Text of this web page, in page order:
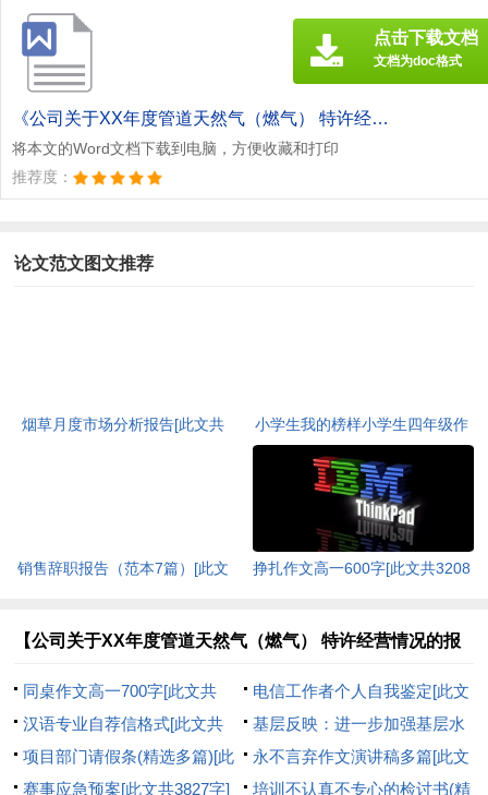
《公司关于XX年度管道天然气（燃气） 特许经营情况的报告[此文共1277字].doc》
将本文的Word文档下载到电脑，方便收藏和打印
推荐度：
点击下载文档
文档为doc格式
论文范文图文推荐
烟草月度市场分析报告[此文共
小学生我的榜样小学生四年级作
文[此文共3623字]
销售辞职报告（范本7篇）[此文
挣扎作文高一600字[此文共3208
【公司关于XX年度管道天然气（燃气） 特许经营情况的报
告】相关文章：
同桌作文高一700字[此文共
3361字]
电信工作者个人自我鉴定[此文
共5372字]
汉语专业自荐信格式[此文共
3477字]
基层反映：进一步加强基层水
利站建设的几点建议[此文共918
字]
项目部门请假条(精选多篇)[此
文共645字]
永不言弃作文演讲稿多篇[此文
共4440字]
赛事应急预案[此文共3827字] 培训不认真不专心的检讨书(精